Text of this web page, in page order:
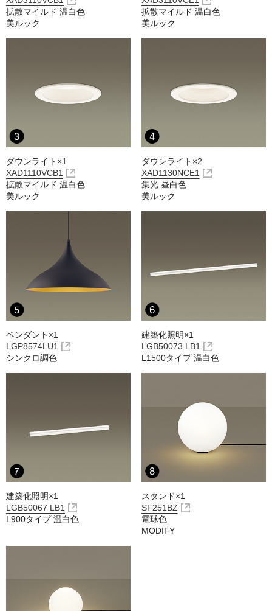
拡散マイルド 温白色
美ルック
拡散マイルド 温白色
美ルック
ダウンライト×1
XAD1110VCB1
拡散マイルド 温白色
美ルック
ダウンライト×2
XAD1130NCE1
集光 昼白色
美ルック
ペンダント×1
LGP8574LU1
シンクロ調色
建築化照明×1
LGB50073 LB1
L1500タイプ 温白色
建築化照明×1
LGB50067 LB1
L900タイプ 温白色
スタンド×1
SF251BZ
電球色
MODIFY